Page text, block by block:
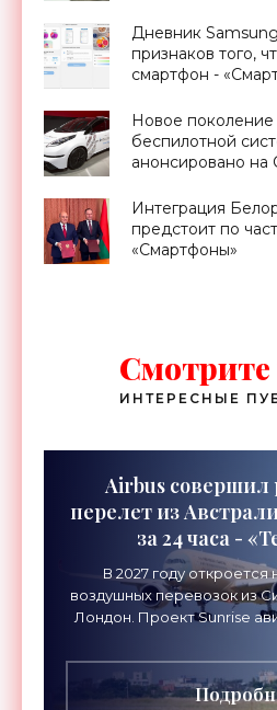
Дневник Samsung
признаков того,
смартфон -
Новое поколение
беспилотной
анонсировано на
Интеграция
предстоит по
«Смартфоны»
ИНТЕРЕСНЫЕ
Airbus
перелет из
за 24 часа -
В 2027 году
воздушных перевозок из
Лондон. Проект Sunrise